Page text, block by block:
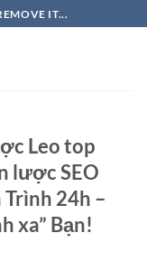
IT...
Leo top
lược SEO
24h –
xa” Bạn!